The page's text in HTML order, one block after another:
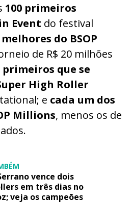
100 primeiros
Event do festival
melhores do BSOP
de R$ 20 milhões
primeiros que se
High Roller
e cada um dos
Millions, menos os de
vence dois
em três dias no
veja os campeões